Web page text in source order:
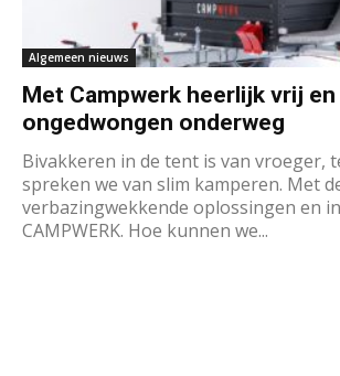
Algemeen nieuws
Met Campwerk heerlijk vrij en
ongedwongen onderweg
Bivakkeren in de tent is van vroeger,
spreken we van slim kamperen. Met
verbazingwekkende oplossingen en
CAMPWERK. Hoe kunnen we...